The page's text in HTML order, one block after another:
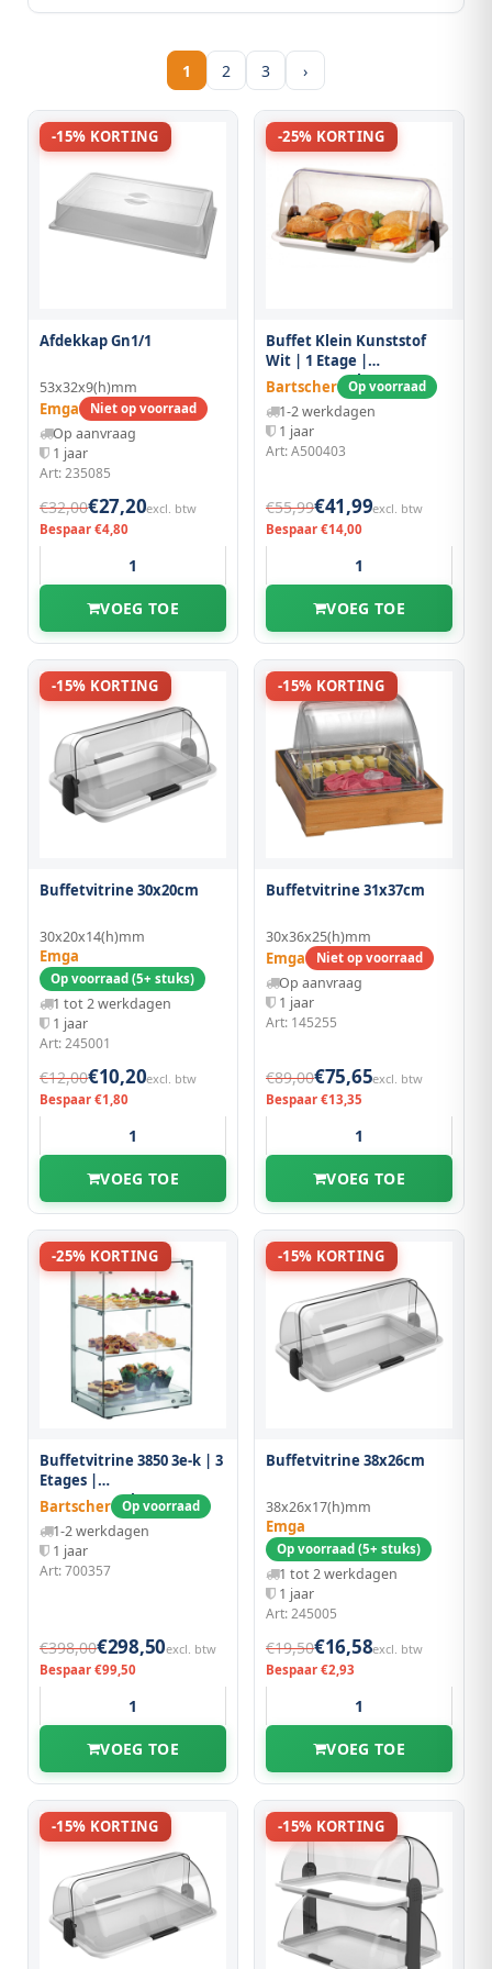
1 2 3 ›
-15% KORTING
Afdekkap Gn1/1
53x32x9(h)mm
Emga Niet op voorraad
Op aanvraag
1 jaar
Art: 235085
€32,00€27,20excl. btw
Bespaar €4,80
VOEG TOE
-25% KORTING
Buffet Klein Kunststof
Wit | 1 Etage |
390x260x170(h)mm
Bartscher Op voorraad
1-2 werkdagen
1 jaar
Art: A500403
€55,99€41,99excl. btw
Bespaar €14,00
VOEG TOE
-15% KORTING
Buffetvitrine 30x20cm
30x20x14(h)mm
Emga
Op voorraad (5+ stuks)
1 tot 2 werkdagen
1 jaar
Art: 245001
€12,00€10,20excl. btw
Bespaar €1,80
VOEG TOE
-15% KORTING
Buffetvitrine 31x37cm
30x36x25(h)mm
Emga Niet op voorraad
Op aanvraag
1 jaar
Art: 145255
€89,00€75,65excl. btw
Bespaar €13,35
VOEG TOE
-25% KORTING
Buffetvitrine 3850 3e-k | 3
Etages |
405x335x620(h)mm
Bartscher Op voorraad
1-2 werkdagen
1 jaar
Art: 700357
€398,00€298,50excl. btw
Bespaar €99,50
VOEG TOE
-15% KORTING
Buffetvitrine 38x26cm
38x26x17(h)mm
Emga
Op voorraad (5+ stuks)
1 tot 2 werkdagen
1 jaar
Art: 245005
€19,50€16,58excl. btw
Bespaar €2,93
VOEG TOE
-15% KORTING -15% KORTING